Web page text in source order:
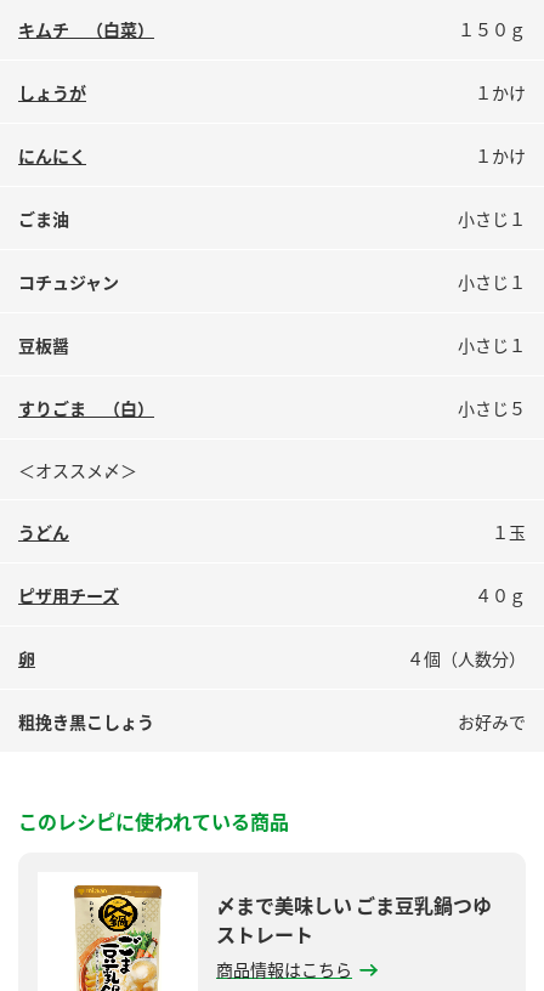
キムチ （白菜） １５０ｇ
しょうが １かけ
にんにく １かけ
ごま油 小さじ１
コチュジャン 小さじ１
豆板醤 小さじ１
すりごま （白） 小さじ５
＜オススメ〆＞
うどん １玉
ピザ用チーズ ４０ｇ
卵 ４個（人数分）
粗挽き黒こしょう お好みで
このレシピに使われている商品
〆まで美味しい ごま豆乳鍋つゆ
ストレート
商品情報はこちら